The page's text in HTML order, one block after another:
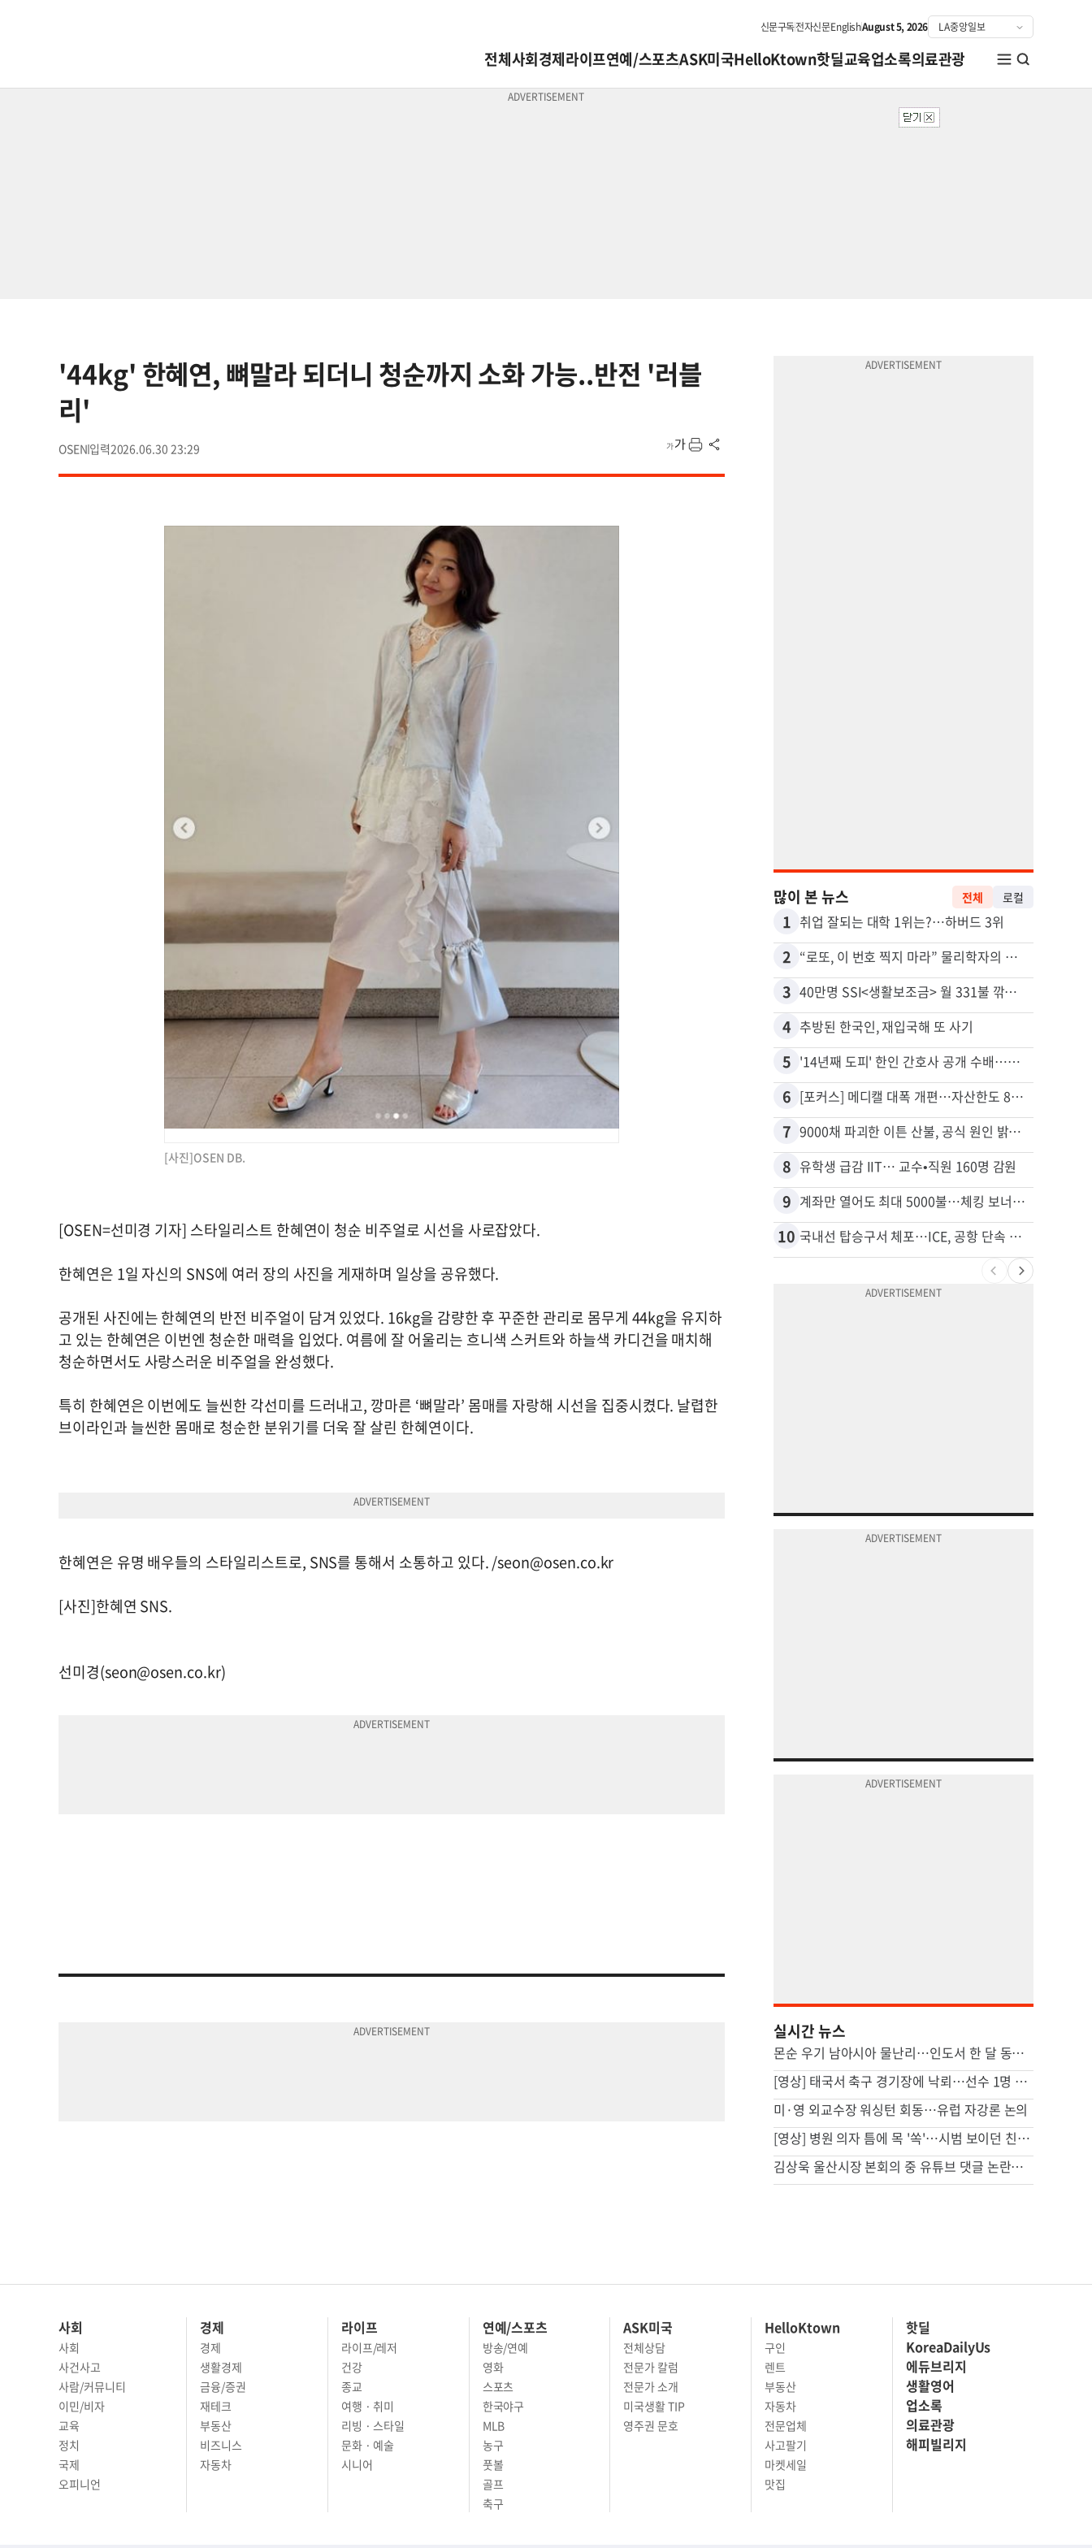
신문구독전자신문EnglishAugust 5, 2026
전체사회경제라이프연예/스포츠ASK미국HelloKtown핫딜교육업소록의료관광
'44kg' 한혜연, 뼈말라 되더니 청순까지 소화 가능..반전 '러블
리'
OSEN 2026.06.30 23:29
[사진]OSEN DB.
[OSEN=선미경 기자] 스타일리스트 한혜연이 청순 비주얼로 시선을 사로잡았다.
한혜연은 1일 자신의 SNS에 여러 장의 사진을 게재하며 일상을 공유했다.
공개된 사진에는 한혜연의 반전 비주얼이 담겨 있었다. 16kg을 감량한 후 꾸준한 관리로 몸무게 44kg을 유지하
고 있는 한혜연은 이번엔 청순한 매력을 입었다. 여름에 잘 어울리는 흐니색 스커트와 하늘색 카디건을 매치해
청순하면서도 사랑스러운 비주얼을 완성했다.
특히 한혜연은 이번에도 늘씬한 각선미를 드러내고, 깡마른 ‘뼈말라’ 몸매를 자랑해 시선을 집중시켰다. 날렵한
브이라인과 늘씬한 몸매로 청순한 분위기를 더욱 잘 살린 한혜연이다.
한혜연은 유명 배우들의 스타일리스트로, SNS를 통해서 소통하고 있다. /seon@osen.co.kr
[사진]한혜연 SNS.
선미경(seon@osen.co.kr)
많이 본 뉴스 전체 로컬
1 취업 잘되는 대학 1위는?…하버드 3위
2 “로또, 이 번호 찍지 마라” 물리학자의 당첨금 높이는 비밀
3 40만명 SSI<생활보조금> 월 331불 깎이나
4 추방된 한국인, 재입국해 또 사기
5 '14년째 도피' 한인 간호사 공개 수배…메디케어 사기 유죄
6 [포커스] 메디캘 대폭 개편…자산한도 84% 축소
7 9000채 파괴한 이튼 산불, 공식 원인 밝혀졌다
8 유학생 급감 IIT… 교수•직원 160명 감원
9 계좌만 열어도 최대 5000불…체킹 보너스 무한 경쟁
10 국내선 탑승구서 체포…ICE, 공항 단속 확대
실시간 뉴스
몬순 우기 남아시아 물난리…인도서 한 달 동안 163명 사망
[영상] 태국서 축구 경기장에 낙뢰…선수 1명 사망·12명 부상
미·영 외교수장 워싱턴 회동…유럽 자강론 논의
[영상] 병원 의자 틈에 목 '쏙'…시범 보이던 친구마저 대참사
김상욱 울산시장 본회의 중 유튜브 댓글 논란…소통 vs 부적절
사회
사회
사건사고
사람/커뮤니티
이민/비자
경제
경제
생활경제
금융/증권
라이프
라이프/레저
건강
종교
연예/스포츠
방송/연예
영화
스포츠
한국야구
MLB
ASK미국
전체상담
HelloKtown
구인
렌트
부동산
자동차
핫딜
KoreaDailyUs
에듀브리지